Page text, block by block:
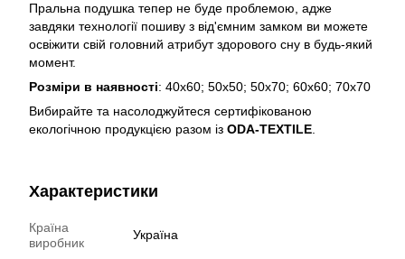
Пральна подушка тепер не буде проблемою, адже
завдяки технології пошиву з від'ємним замком ви можете
освіжити свій головний атрибут здорового сну в будь-який
момент.
Розміри в наявності: 40х60; 50х50; 50х70; 60х60; 70х70
Вибирайте та насолоджуйтеся сертифікованою
екологічною продукцією разом із ODA-TEXTILE
Характеристики
Країна
виробник
Україна